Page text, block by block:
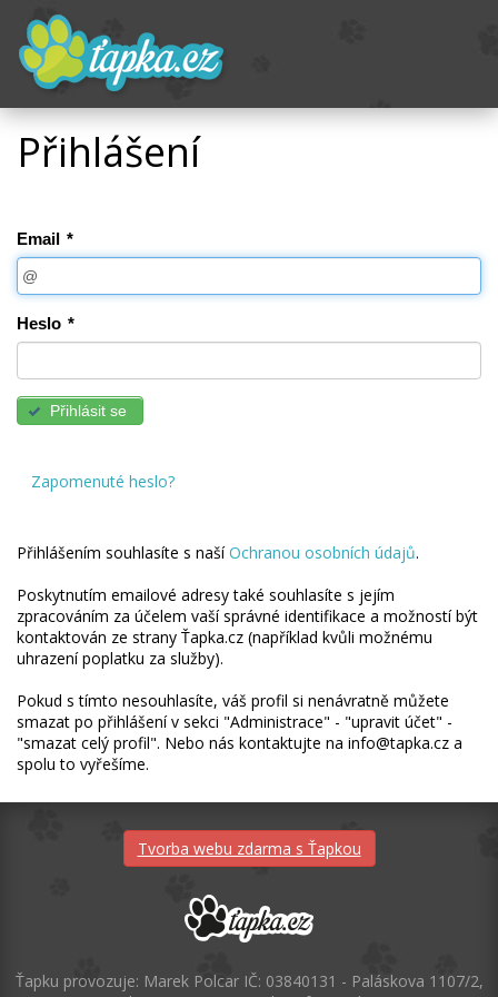
Přihlášení
Email *
Heslo *
Přihlásit se
Zapomenuté heslo?
Přihlášením souhlasíte s našíOchranou osobních údajů.
Poskytnutím emailové adresy také souhlasíte s jejím
zpracováním za účelem vaší správné identifikace a možností být
kontaktován ze strany Ťapka.cz (například kvůli možnému
uhrazení poplatku za služby).
Pokud s tímto nesouhlasíte, váš profil si nenávratně můžete
smazat po přihlášení v sekci "Administrace" - "upravit účet" -
"smazat celý profil". Nebo nás kontaktujte na info@tapka.cz a
spolu to vyřešíme.
Tvorba webu zdarma s Ťapkou
Ťapku provozuje: Marek Polcar IČ: 03840131 - Paláskova 1107/2,